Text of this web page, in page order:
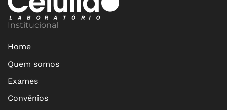
Institucional
Home
Quem somos
Exames
Convênios